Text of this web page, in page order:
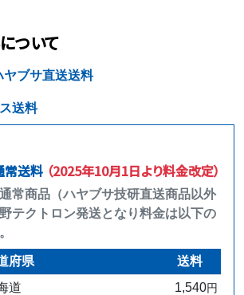
ついて
ヤブサ直送送料
送料
常送料 （2025年10月1日より料金改定）
常商品（ハヤブサ技研直送商品以外
テクトロン発送となり料金は以下の
府県
送料
道 1,540円